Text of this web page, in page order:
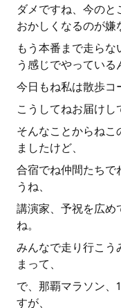
ダメですね、今のと
おかしくなるのが嫌
もう本番まで走ら
う感じでやっている
今日もね私は散歩コ
こうしてねお届けし
そんなことからねこ
ましたけど、
合宿でね仲間たちで
うね、
講演家、予祝を広め
ね。
みんなで走り行こう
まって、
で、那覇マラソン、
すが、